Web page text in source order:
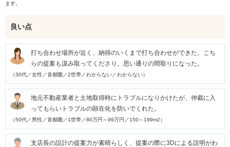
ます。
良い点
打ち合わせ場所が近く、納得のいくまで打ち合わせができた。こち
らの提案も汲み取ってくださり、思い通りの間取りになった。
（30代／女性／首都圏／2世帯／わからない／わからない）
地元不動産業者と土地取得時にトラブルになりかけたが、仲裁に入
ってもらいトラブルの顕在化を防いでくれた。
（50代／男性／首都圏／1世帯／80万円～99万円／150～199m2）
支店長の設計の提案力が素晴らしく、提案の際に3Dによる説明がわ